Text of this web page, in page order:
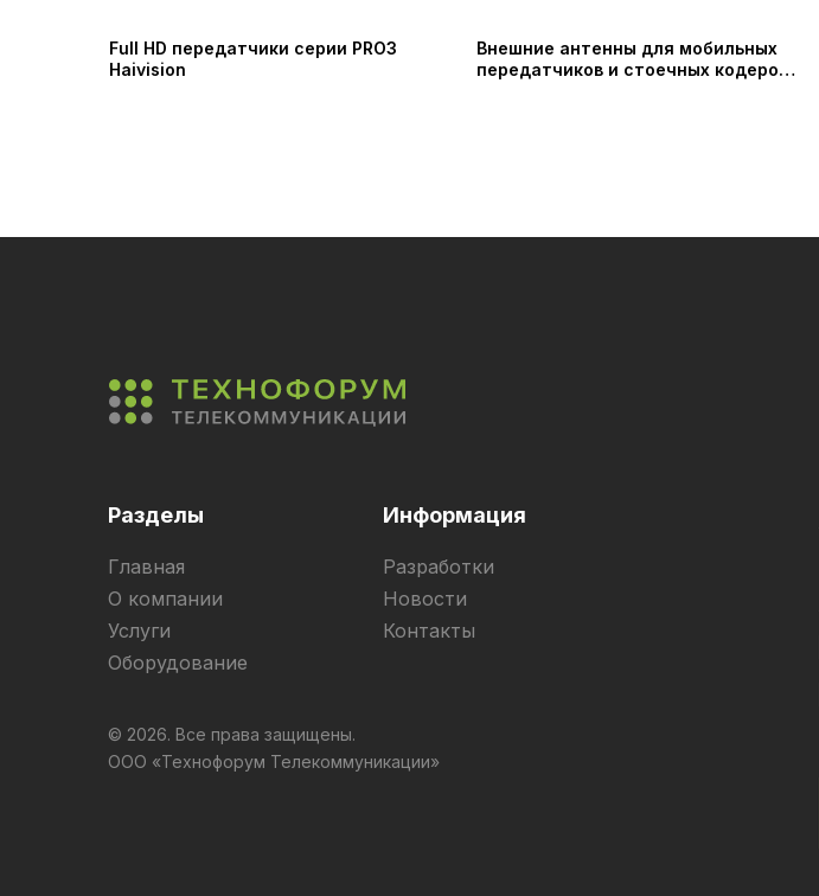
Full HD передатчики серии PRO3
Haivision
Внешние антенны для мобильных
передатчиков и стоечных кодеров
Разделы Информация
Главная
О компании
Услуги
Оборудование
Разработки
Новости
Контакты
© 2026. Все права защищены.
ООО «Технофорум Телекоммуникации»